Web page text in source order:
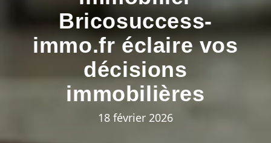
Bricosuccess-
immo.fr éclaire vos
décisions
immobilières
18 février 2026